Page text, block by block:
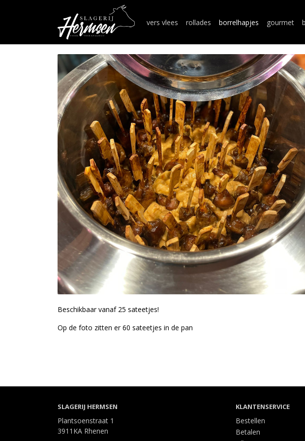
vers vlees rollades borrelhapjes gourmet
Beschikbaar vanaf 25 sateetjes!
Op de foto zitten er 60 sateetjes in de pan
SLAGERIJ HERMSEN
Plantsoenstraat 1
3911KA Rhenen
KLANTENSERVICE
Bestellen
Betalen